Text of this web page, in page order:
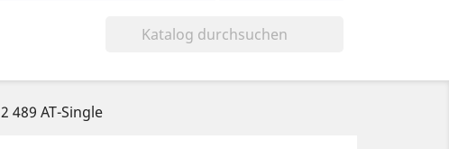
489 AT-Single